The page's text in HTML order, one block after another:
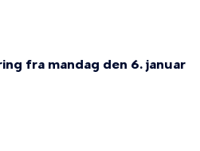
fra mandag den 6. januar